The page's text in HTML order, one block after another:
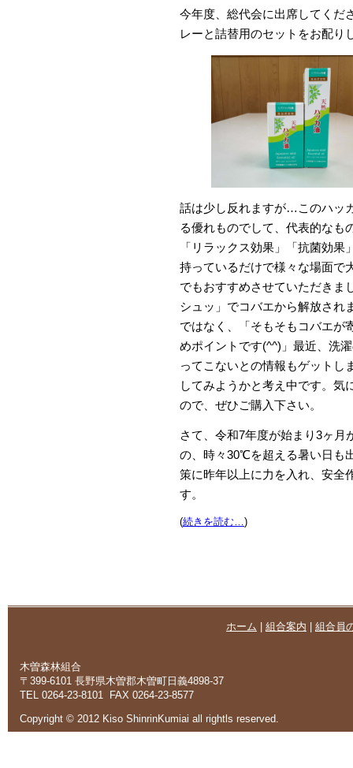
今年度、総代会に出席してくだ
レーと詰替用のセットをお配り
話は少し反れますが…このハッ
る優れものでして、代表的なも
「リラックス効果」「抗菌効
持っているだけで様々な場面で
でもおすすめさせていただきま
シュッ」でコバエから解放され
ではなく、「そもそもコバエが
めポイントです(^^)」最近、洗
ってこないとの情報もゲットし
してみようかと考え中です。気
ので、ぜひご購入下さい。
さて、令和7年度が始まり3ヶ月
の、時々30℃を超える暑い日も
策に昨年以上に力を入れ、安全
す。
(続きを読む…)
ホーム 組合案内 組合員
木曽森林組合
〒399-6101 長野県木曽郡木曽町日義4898-37
TEL 0264-23-8101 FAX 0264-23-8577
Copyright © 2012 Kiso ShinrinKumiai all rightls reserved.